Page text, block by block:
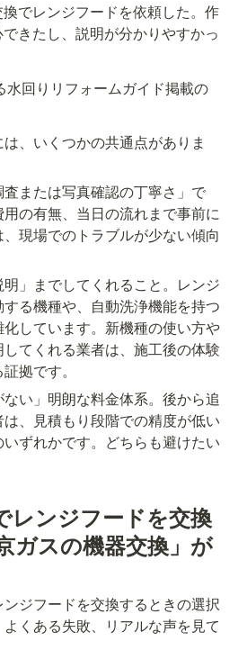
換でレンジフードを依頼した。作
きたし、説明が分かりやすかっ
回りリフォームガイド掲載の
、いくつかの共通点がありま
または写真確認の丁寧さ」で
の有無、当日の流れまで事前に
現場でのトラブルが少ない傾向
」までしてくれること。レンジ
る機種や、自動洗浄機能を持つ
しています。新機種の使い方や
てくれる業者は、施工後の体験
拠です。
い」明朗な料金体系。後から追
、見積もり段階での精度が低い
ずれかです。どちらも避けたい
レンジフードを交換
ガスの機器交換」が
ジフードを交換するときの選択
くある失敗、リアルな声を見て